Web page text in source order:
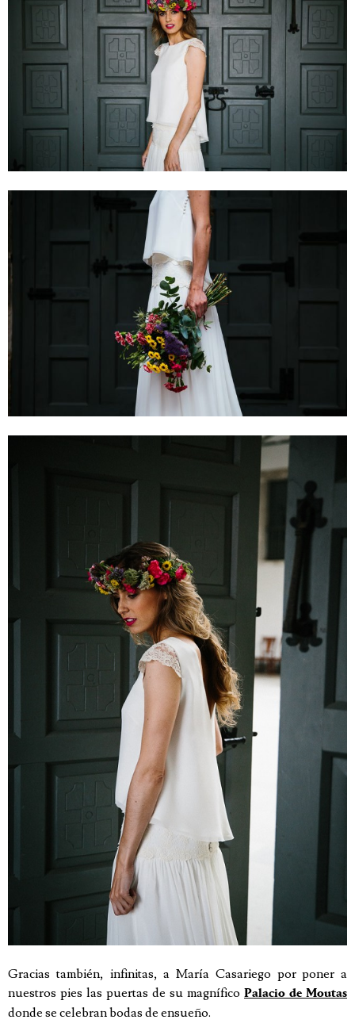
Gracias también, infinitas, a María Casariego por poner a
nuestros pies las puertas de su magnífico Palacio de Moutas
donde se celebran bodas de ensueño.